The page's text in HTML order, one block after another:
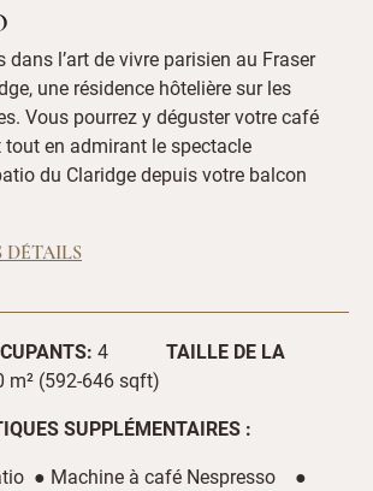
dans l’art de vivre parisien au Fraser
une résidence hôtelière sur les
Vous pourrez y déguster votre café
en admirant le spectacle
du Claridge depuis votre balcon
DÉTAILS
4 TAILLE DE LA
m² (592-646 sqft)
SUPPLÉMENTAIRES :
● Machine à café Nespresso ●